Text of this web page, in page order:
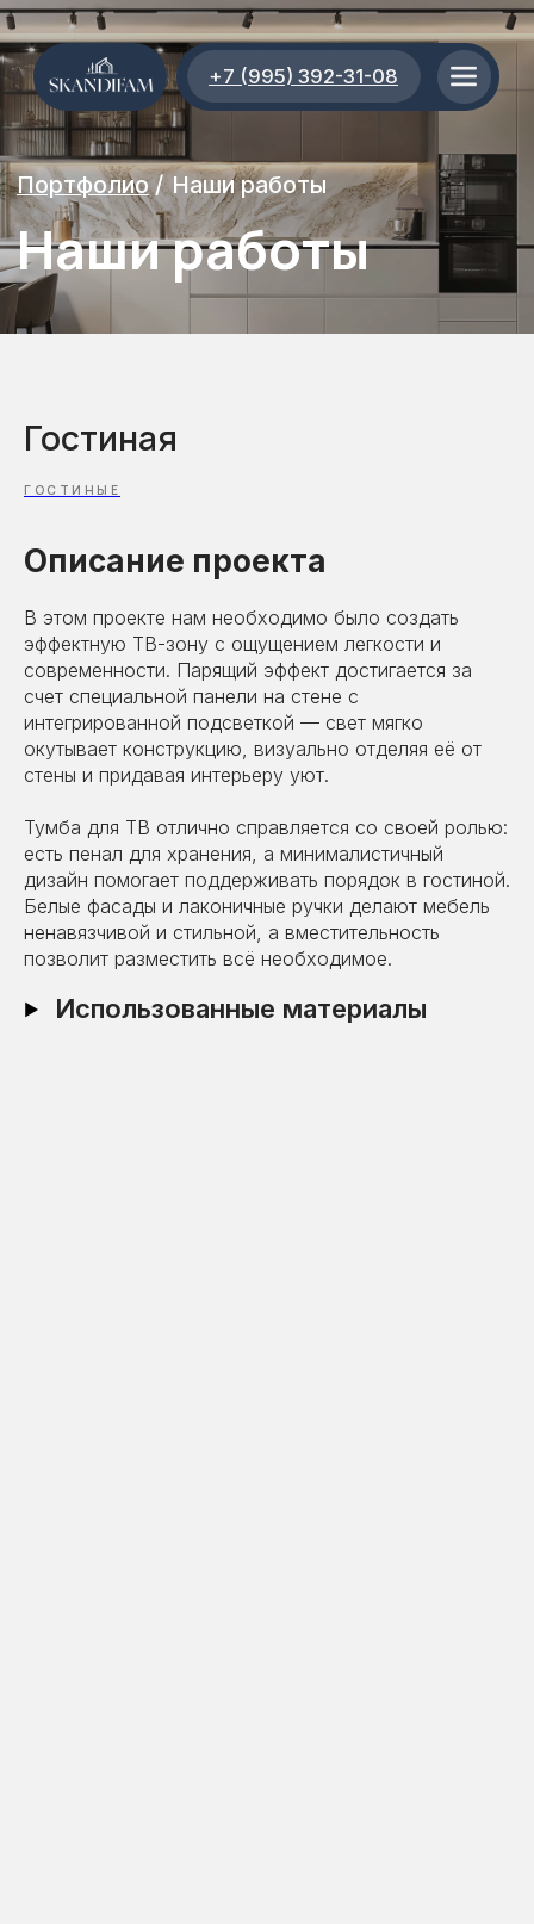
+7 (995) 392-31-08
Наши работы
Наши работы
/
Портфолио
Гостиная
ГОСТИНЫЕ
Описание проекта
В этом проекте нам необходимо было создать
эффектную ТВ-зону с ощущением легкости и
современности. Парящий эффект достигается за
счет специальной панели на стене с
интегрированной подсветкой — свет мягко
окутывает конструкцию, визуально отделяя её от
стены и придавая интерьеру уют.
Тумба для ТВ отлично справляется со своей ролью:
есть пенал для хранения, а минималистичный
дизайн помогает поддерживать порядок в гостиной.
Белые фасады и лаконичные ручки делают мебель
ненавязчивой и стильной, а вместительность
позволит разместить всё необходимое.
Использованные материалы